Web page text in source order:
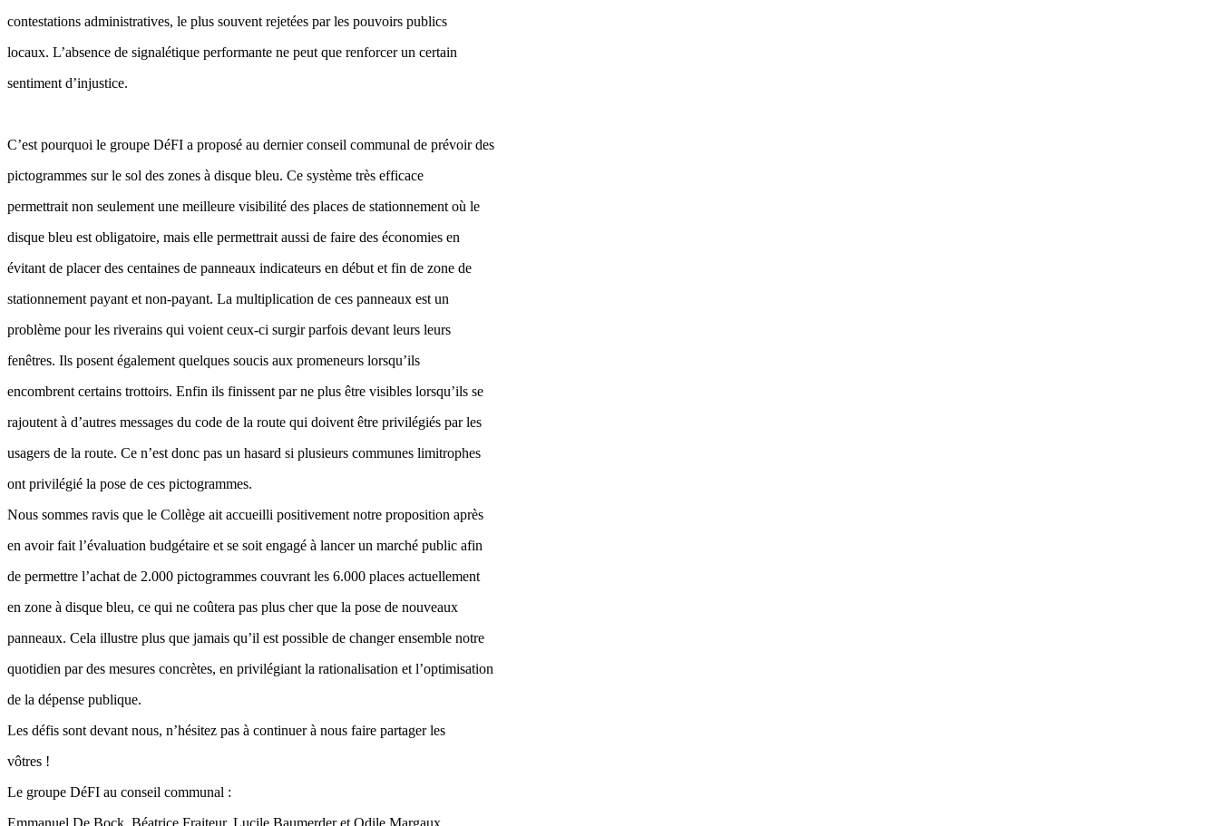
contestations administratives, le plus souvent rejetées par les pouvoirs publics
locaux. L’absence de signalétique performante ne peut que renforcer un certain
sentiment d’injustice.
C’est pourquoi le groupe DéFI a proposé au dernier conseil communal de prévoir des
pictogrammes sur le sol des zones à disque bleu. Ce système très efficace
permettrait non seulement une meilleure visibilité des places de stationnement où le
disque bleu est obligatoire, mais elle permettrait aussi de faire des économies en
évitant de placer des centaines de panneaux indicateurs en début et fin de zone de
stationnement payant et non-payant. La multiplication de ces panneaux est un
problème pour les riverains qui voient ceux-ci surgir parfois devant leurs leurs
fenêtres. Ils posent également quelques soucis aux promeneurs lorsqu’ils
encombrent certains trottoirs. Enfin ils finissent par ne plus être visibles lorsqu’ils se
rajoutent à d’autres messages du code de la route qui doivent être privilégiés par les
usagers de la route. Ce n’est donc pas un hasard si plusieurs communes limitrophes
ont privilégié la pose de ces pictogrammes.
Nous sommes ravis que le Collège ait accueilli positivement notre proposition après
en avoir fait l’évaluation budgétaire et se soit engagé à lancer un marché public afin
de permettre l’achat de 2.000 pictogrammes couvrant les 6.000 places actuellement
en zone à disque bleu, ce qui ne coûtera pas plus cher que la pose de nouveaux
panneaux. Cela illustre plus que jamais qu’il est possible de changer ensemble notre
quotidien par des mesures concrètes, en privilégiant la rationalisation et l’optimisation
de la dépense publique.
Les défis sont devant nous, n’hésitez pas à continuer à nous faire partager les
vôtres !
Le groupe DéFI au conseil communal :